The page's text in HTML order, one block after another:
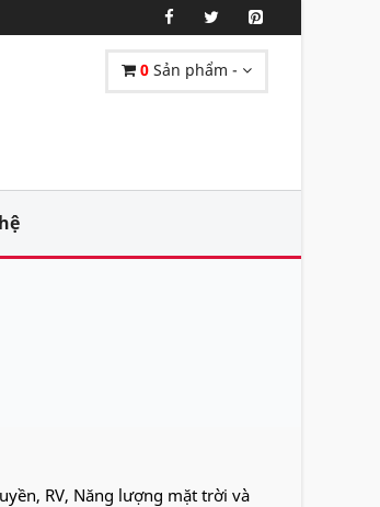
0 Sản phẩm -
RV, Năng lượng mặt trời và